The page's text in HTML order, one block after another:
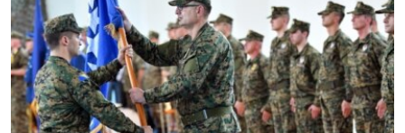
RSE PRIČE IZ SVIJETA
ISPRIČAJ MI
DNEVNO@RSE
SPECIJALI RSE